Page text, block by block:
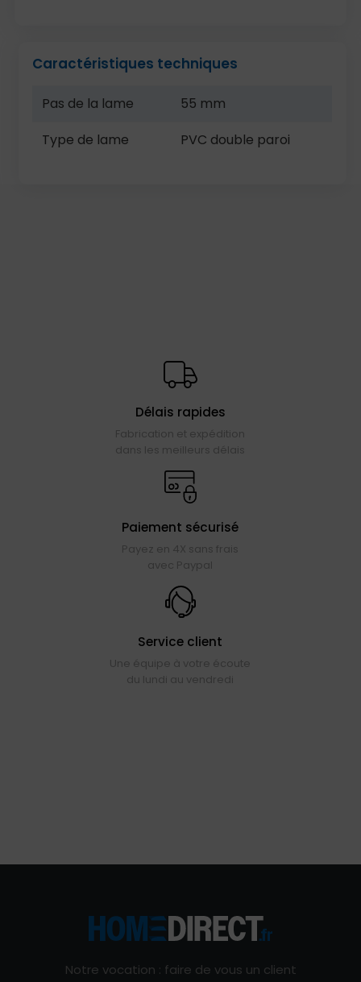
Caractéristiques techniques
Pas de la lame
55 mm
Type de lame
PVC double paroi
Délais rapides
Fabrication et expédition
dans les meilleurs délais
Paiement sécurisé
Payez en 4X sans frais
avec Paypal
Service client
Une équipe à votre écoute
du lundi au vendredi
Notre vocation : faire de vous un client